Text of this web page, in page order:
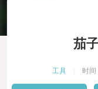
茄
工具 时